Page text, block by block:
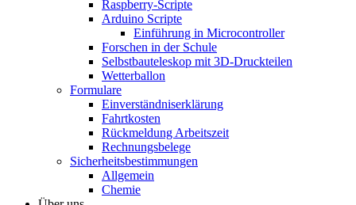
Raspberry-Scripte
Arduino Scripte
Einführung in Microcontroller
Forschen in der Schule
Selbstbauteleskop mit 3D-Druckteilen
Wetterballon
Formulare
Einverständniserklärung
Fahrtkosten
Rückmeldung Arbeitszeit
Rechnungsbelege
Sicherheitsbestimmungen
Allgemein
Chemie